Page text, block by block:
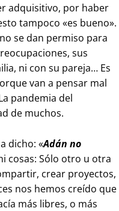
adquisitivo, por haber
tampoco «es bueno».
se dan permiso para
sus
ni con su pareja… Es
van a pensar mal
pandemia del
de muchos.
dicho: «Adán no
cosas: Sólo otro u otra
crear proyectos,
nos hemos creído que
más libres, o más